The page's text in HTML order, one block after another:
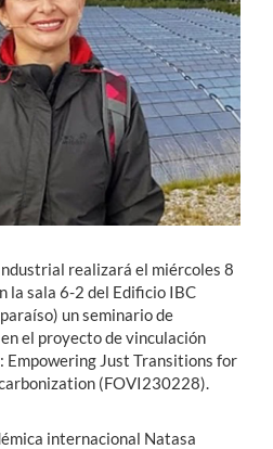
realizará el miércoles 8
la sala 6-2 del Edificio IBC
un seminario de
el proyecto de vinculación
Empowering Just Transitions for
(FOVI230228).
internacional Natasa